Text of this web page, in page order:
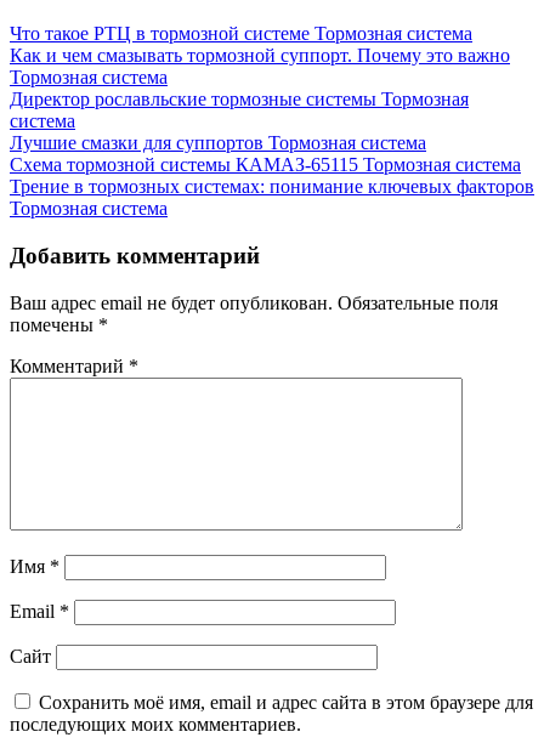
Что такое РТЦ в тормозной системе Тормозная система
Как и чем смазывать тормозной суппорт. Почему это важно
Тормозная система
Директор рославльские тормозные системы Тормозная
система
Лучшие смазки для суппортов Тормозная система
Схема тормозной системы КАМАЗ-65115 Тормозная система
Трение в тормозных системах: понимание ключевых факторов
Тормозная система
Добавить комментарий
Ваш адрес email не будет опубликован. Обязательные поля
помечены *
Комментарий *
Имя *
Email *
Сайт
Сохранить моё имя, email и адрес сайта в этом браузере для
последующих моих комментариев.